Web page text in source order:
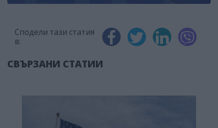
Сподели тази статия
в:
СВЪРЗАНИ СТАТИИ